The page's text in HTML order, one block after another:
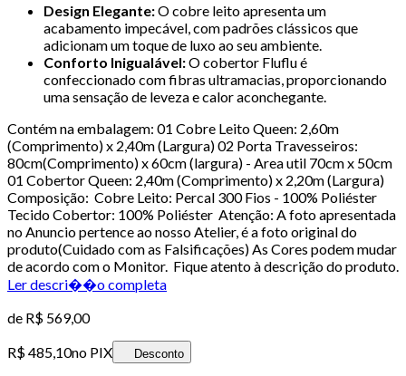
Design Elegante:O cobre leito apresenta um
acabamento impecável, com padrões clássicos que
adicionam um toque de luxo ao seu ambiente.
Conforto Inigualável:O cobertor Fluflu é
confeccionado com fibras ultramacias, proporcionando
uma sensação de leveza e calor aconchegante.
Contém na embalagem: 01 Cobre Leito Queen: 2,60m
(Comprimento) x 2,40m (Largura) 02 Porta Travesseiros:
80cm(Comprimento) x 60cm (largura) - Area util 70cm x 50cm
01 Cobertor Queen: 2,40m (Comprimento) x 2,20m (Largura)
Composição: Cobre Leito: Percal 300 Fios - 100% Poliéster
Tecido Cobertor: 100% Poliéster Atenção: A foto apresentada
no Anuncio pertence ao nosso Atelier, é a foto original do
produto(Cuidado com as Falsificações) As Cores podem mudar
de acordo com o Monitor. Fique atento à descrição do produto.
Ler descri��o completa
de R$ 569,00
R$ 485,10no PIX Desconto